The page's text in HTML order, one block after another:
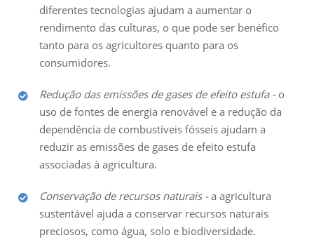
diferentes tecnologias ajudam a aumentar o
rendimento das culturas, o que pode ser benéfico
tanto para os agricultores quanto para os
consumidores.
Redução das emissões de gases de efeito estufa -o
uso de fontes de energia renovável e a redução da
dependência de combustíveis fósseis ajudam a
reduzir as emissões de gases de efeito estufa
associadas à agricultura.
Conservação de recursos naturais -a agricultura
sustentável ajuda a conservar recursos naturais
preciosos, como água, solo e biodiversidade.